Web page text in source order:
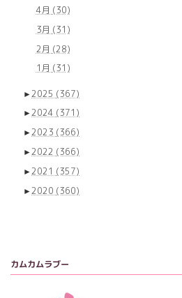
4月 (30)
3月 (31)
2月 (28)
1月 (31)
►2025 (367)
►2024 (371)
►2023 (366)
►2022 (366)
►2021 (357)
►2020 (360)
カムカムラブー